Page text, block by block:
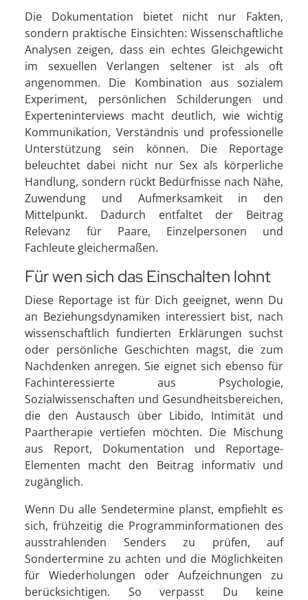
Die Dokumentation bietet nicht nur Fakten,
sondern praktische Einsichten: Wissenschaftliche
Analysen zeigen, dass ein echtes Gleichgewicht
im sexuellen Verlangen seltener ist als oft
angenommen. Die Kombination aus sozialem
Experiment, persönlichen Schilderungen und
Experteninterviews macht deutlich, wie wichtig
Kommunikation, Verständnis und professionelle
Unterstützung sein können. Die Reportage
beleuchtet dabei nicht nur Sex als körperliche
Handlung, sondern rückt Bedürfnisse nach Nähe,
Zuwendung und Aufmerksamkeit in den
Mittelpunkt. Dadurch entfaltet der Beitrag
Relevanz für Paare, Einzelpersonen und
Fachleute gleichermaßen.
Für wen sich das Einschalten lohnt
Diese Reportage ist für Dich geeignet, wenn Du
an Beziehungsdynamiken interessiert bist, nach
wissenschaftlich fundierten Erklärungen suchst
oder persönliche Geschichten magst, die zum
Nachdenken anregen. Sie eignet sich ebenso für
Fachinteressierte aus Psychologie,
Sozialwissenschaften und Gesundheitsbereichen,
die den Austausch über Libido, Intimität und
Paartherapie vertiefen möchten. Die Mischung
aus Report, Dokumentation und Reportage-
Elementen macht den Beitrag informativ und
zugänglich.
Wenn Du alle Sendetermine planst, empfiehlt es
sich, frühzeitig die Programminformationen des
ausstrahlenden Senders zu prüfen, auf
Sondertermine zu achten und die Möglichkeiten
für Wiederholungen oder Aufzeichnungen zu
berücksichtigen. So verpasst Du keine